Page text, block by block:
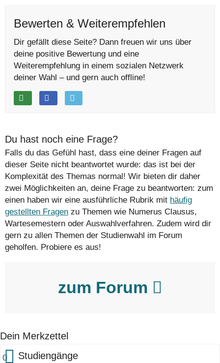
Bewerten & Weiterempfehlen
Dir gefällt diese Seite? Dann freuen wir uns über
deine positive Bewertung und eine
Weiterempfehlung in einem sozialen Netzwerk
deiner Wahl – und gern auch offline!
Du hast noch eine Frage?
Falls du das Gefühl hast, dass eine deiner Fragen auf
dieser Seite nicht beantwortet wurde: das ist bei der
Komplexität des Themas normal! Wir bieten dir daher
zwei Möglichkeiten an, deine Frage zu beantworten: zum
einen haben wir eine ausführliche Rubrik mit häufig
gestellten Fragen zu Themen wie Numerus Clausus,
Wartesemestern oder Auswahlverfahren. Zudem wird dir
gern zu allen Themen der Studienwahl im Forum
geholfen. Probiere es aus!
zum Forum
Dein Merkzettel
0 Studiengänge